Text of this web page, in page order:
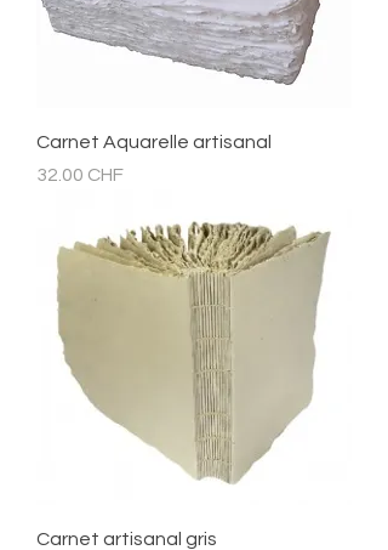
Carnet Aquarelle artisanal
Prix
32.00 CHF
Carnet artisanal gris